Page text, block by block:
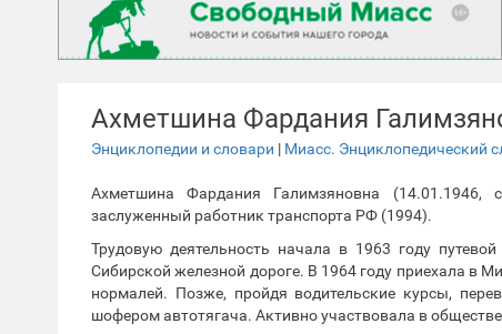
Ахметшина Фардания
Энциклопедии и словари | Миасс. Энциклопедический
Ахметшина Фардания Галимзяновна
заслуженный работник транспорта РФ (1994).
Трудовую деятельность начала в 1963 году
Сибирской железной дороге. В 1964 году приехала в
нормалей. Позже, пройдя водительские курсы,
шофером автотягача. Активно участвовала в